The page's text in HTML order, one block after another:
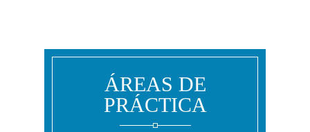
ÁREAS DE
PRÁCTICA